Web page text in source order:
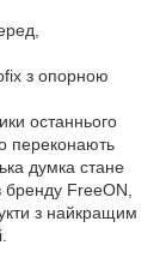
з опорною
останнього
переконають
думка стане
FreeON,
з найкращим